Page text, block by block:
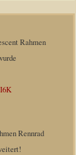
Rahmen
Rennrad